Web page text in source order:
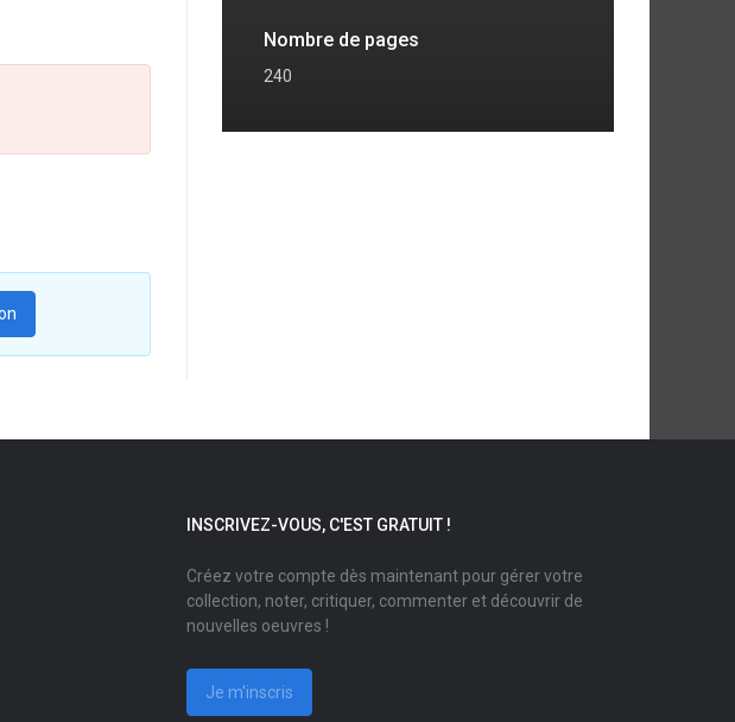
Nombre de pages
240
INSCRIVEZ-VOUS, C'EST GRATUIT !
Créez votre compte dès maintenant pour gérer votre
collection, noter, critiquer, commenter et découvrir de
nouvelles oeuvres !
Je m'inscris